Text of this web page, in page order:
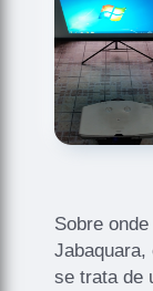
Sobre
Jabaquara,
se trata de